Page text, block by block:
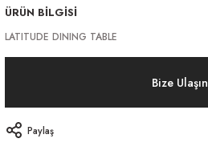
ÜRÜN BİLGİSİ
LATITUDE DINING TABLE
Bize Ulaşın
Paylaş